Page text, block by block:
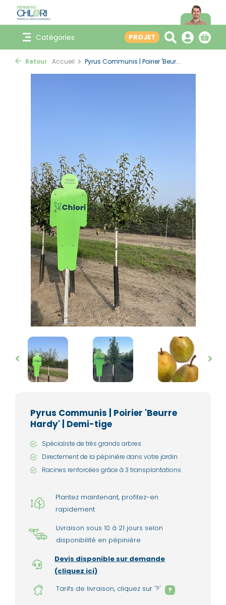
Catégories PROJET
Retour Accueil Pyrus Communis | Poirier 'Beur...
Pyrus Communis | Poirier 'Beurre
Hardy' | Demi-tige
Spécialiste de très grands arbres
Directement de la pépinière dans votre jardin
Racines renforcées grâce à 3 transplantations
Plantez maintenant, profitez-en
rapidement
Livraison sous 10 à 21 jours selon
disponibilité en pépinière
Devis disponible sur demande
(cliquez ici)
Tarifs de livraison, cliquez sur '?'
?